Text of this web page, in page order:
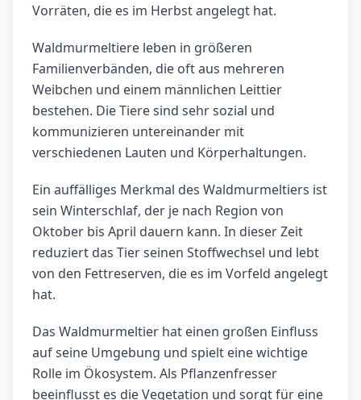
Vorräten, die es im Herbst angelegt hat.
Waldmurmeltiere leben in größeren
Familienverbänden, die oft aus mehreren
Weibchen und einem männlichen Leittier
bestehen. Die Tiere sind sehr sozial und
kommunizieren untereinander mit
verschiedenen Lauten und Körperhaltungen.
Ein auffälliges Merkmal des Waldmurmeltiers ist
sein Winterschlaf, der je nach Region von
Oktober bis April dauern kann. In dieser Zeit
reduziert das Tier seinen Stoffwechsel und lebt
von den Fettreserven, die es im Vorfeld angelegt
hat.
Das Waldmurmeltier hat einen großen Einfluss
auf seine Umgebung und spielt eine wichtige
Rolle im Ökosystem. Als Pflanzenfresser
beeinflusst es die Vegetation und sorgt für eine